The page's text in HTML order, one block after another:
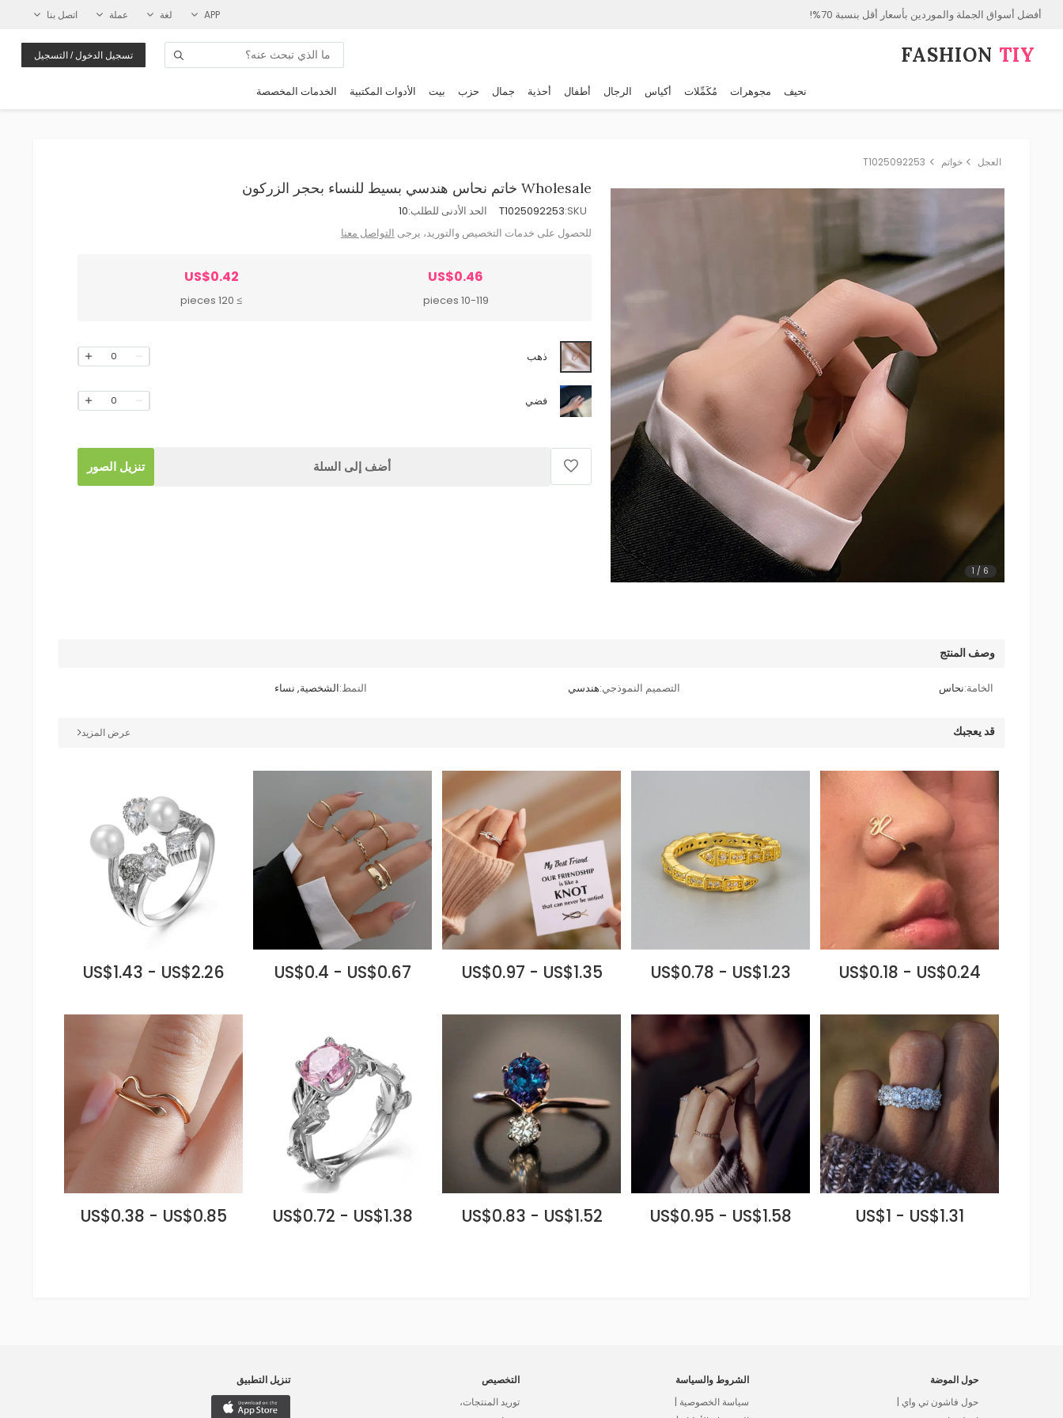
أفضل أسواق الجملة والموردين بأسعار أقل بنسبة 70%! APP لغة عملة اتصل بنا
FASHION⁠ TIY تسجيل الدخول / التسجيل
نحيف مجوهرات مُكَمِّلات أكياس الرجال أطفال أحذية جمال حزب بيت الأدوات المكتبية الخدمات المخصصة
العجل خواتم T1025092253
1 / 6
Wholesale خاتم نحاس هندسي بسيط للنساء بحجر الزركون
SKU:
T1025092253 الحد الأدنى للطلب:10
للحصول على خدمات التخصيص والتوريد، يرجى التواصل معنا
US$0.46
10-119 pieces
US$0.42
≥ 120 pieces
ذهب 0
فضي 0
أضف إلى السلة تنزيل الصور
وصف المنتج
الخامة:نحاس التصميم النموذجي:هندسي النمط:الشخصية, نساء
قد يعجبك عرض المزيد
US$0.18 - US$0.24
US$0.78 - US$1.23
US$0.97 - US$1.35
US$0.4 - US$0.67
US$1.43 - US$2.26
US$1 - US$1.31
US$0.95 - US$1.58
US$0.83 - US$1.52
US$0.72 - US$1.38
US$0.38 - US$0.85
حول الموضة
حول فاشون تي واي |
الشروط والسياسة
سياسة الخصوصية |
التخصيص
توريد المنتجات،
تنزيل التطبيق